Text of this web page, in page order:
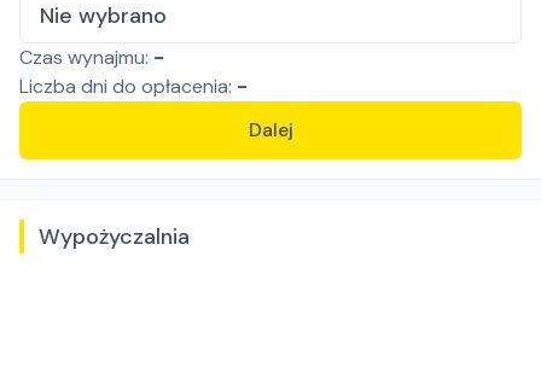
Nie wybrano
Czas wynajmu: -
Liczba dni do opłacenia: -
Dalej
Wypożyczalnia